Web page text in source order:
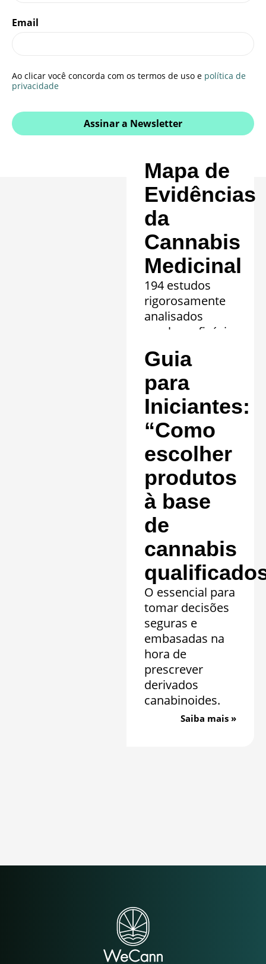
Email
Ao clicar você concorda com os termos de uso e política de
privacidade
Assinar a Newsletter
Mapa de
Evidências
da
Cannabis
Medicinal
194 estudos
rigorosamente
analisados
revelam eficácia
comprovada em
20 quadros
clínicos.
Saiba mais »
Guia
para
Iniciantes:
“Como
escolher
produtos
à base
de
cannabis
O essencial para
tomar decisões
seguras e
embasadas na
hora de
prescrever
derivados
canabinoides.
Saiba mais »